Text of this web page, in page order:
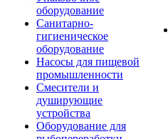
оборудование
Санитарно-
гигиеническое
оборудование
Насосы для пищевой
промышленности
Смесители и
душирующие
устройства
Оборудование для